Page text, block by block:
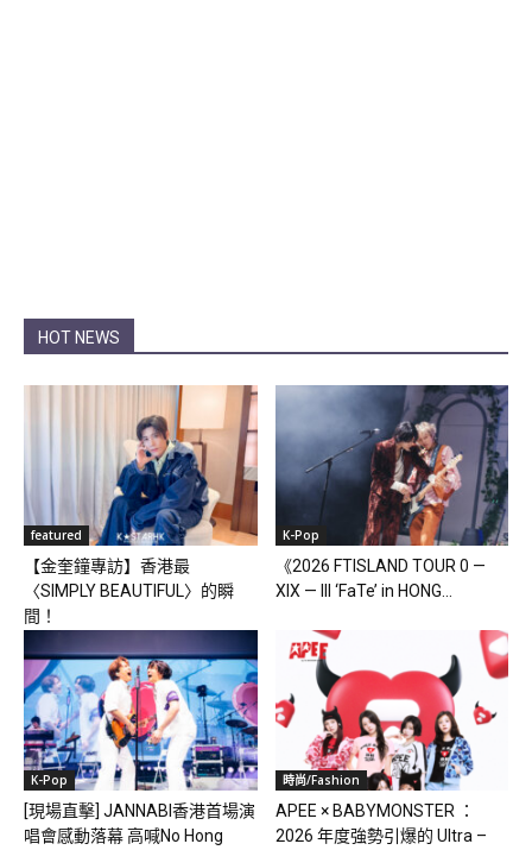
HOT NEWS
featured
【金奎鐘專訪】香港最
〈SIMPLY BEAUTIFUL〉的瞬
間！
K-Pop
《2026 FTISLAND TOUR 0 —
XIX — III ‘FaTe’ in HONG...
K-Pop
[現場直擊] JANNABI香港首場演
唱會感動落幕 高喊No Hong
時尚/Fashion
APEE × BABYMONSTER ：
2026 年度強勢引爆的 Ultra –